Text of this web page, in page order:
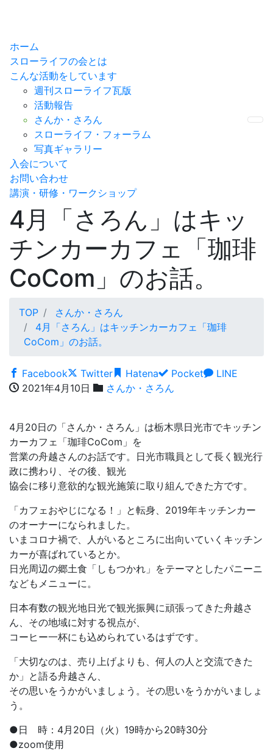
ホーム
スローライフの会とは
こんな活動をしています
週刊スローライフ瓦版
活動報告
さんか・さろん
スローライフ・フォーラム
写真ギャラリー
入会について
お問い合わせ
講演・研修・ワークショップ
4月「さろん」はキッ
チンカーカフェ「珈琲
CoCom」のお話。
TOP
さんか・さろん
4月「さろん」はキッチンカーカフェ「珈琲
CoCom」のお話。
Facebook Twitter Hatena Pocket
LINE
2021年4月10日
さんか・さろん
4月20日の「さんか・さろん」は栃木県日光市でキッチン
カーカフェ「珈琲CoCom」を
営業の舟越さんのお話です。日光市職員として長く観光行
政に携わり、その後、観光
協会に移り意欲的な観光施策に取り組んできた方です。
「カフェおやじになる！」と転身、2019年キッチンカー
のオーナーになられました。
いまコロナ禍で、人がいるところに出向いていくキッチン
カーが喜ばれているとか。
日光周辺の郷土食「しもつかれ」をテーマとしたパニーニ
などもメニューに。
日本有数の観光地日光で観光振興に頑張ってきた舟越さ
ん、その地域に対する視点が、
コーヒー一杯にも込められているはずです。
「大切なのは、売り上げよりも、何人の人と交流できた
か」と語る舟越さん、
その思いをうかがいましょう。その思いをうかがいましょ
う。
●日 時：4月20日（火）19時から20時30分
●zoom使用